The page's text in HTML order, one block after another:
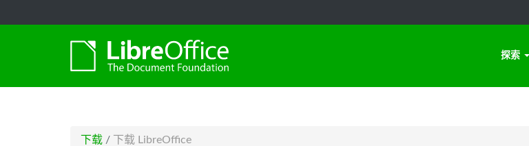
探索
下载 / 下载 LibreOffice